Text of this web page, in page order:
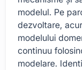
modelul. Pe
dezvoltare,
modelului
continuu
modelare.